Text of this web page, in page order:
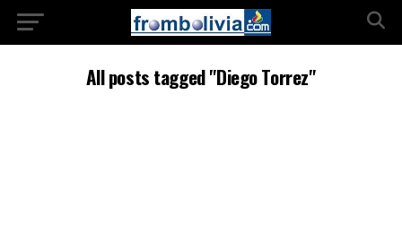
All posts tagged "Diego Torrez"